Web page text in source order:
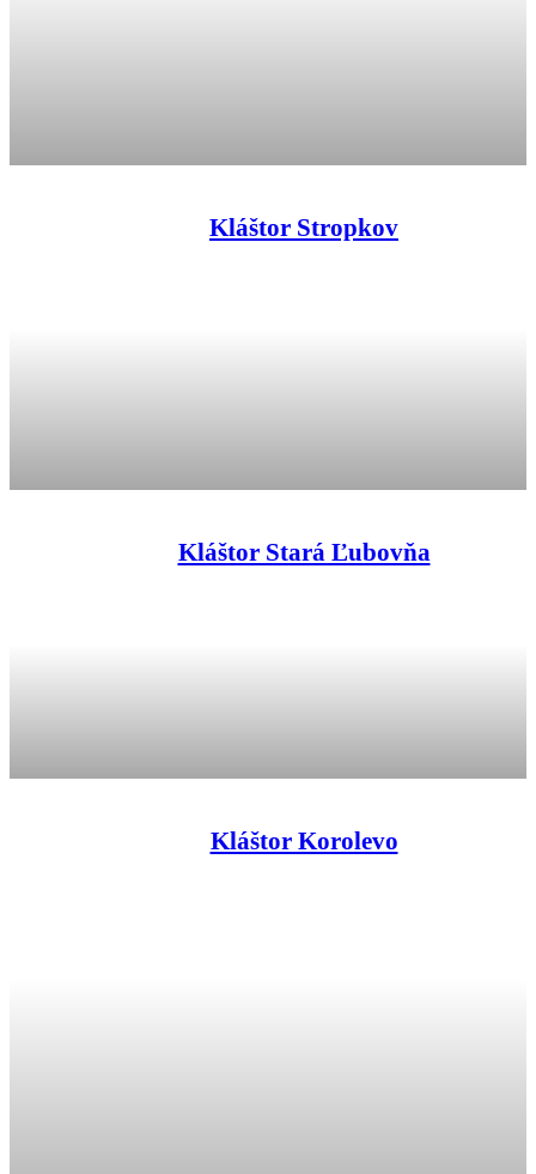
Kláštor Stropkov
Kláštor Stará Ľubovňa
Kláštor Korolevo